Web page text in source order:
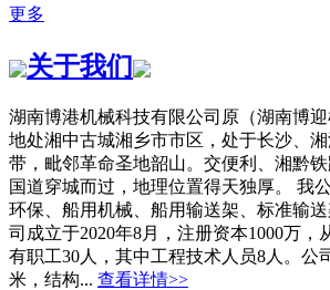
更多
关于我们
湖南博港机械科技有限公司原（湖南博迎
地处湘中古城湘乡市市区，处于长沙、
带，毗邻革命圣地韶山。交便利、湘黔
国道穿城而过，地理位置得天独厚。 我
环保、船用机械、船用输送架、标准输
司成立于2020年8月，注册资本1000万，
有职工30人，其中工程技术人员8人。公
米，结构... 查看详情>>